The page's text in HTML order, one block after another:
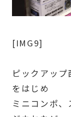
[IMG9]
ピックアッ
をはじめ
ミニコンポ、